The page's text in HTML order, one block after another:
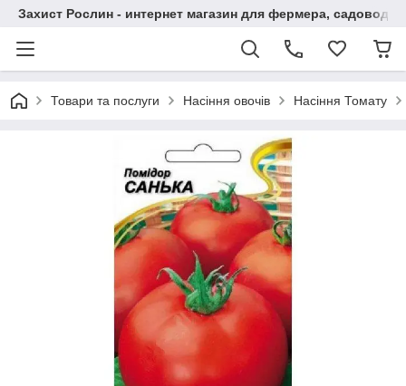
Захист Рослин - интернет магазин для фермера,
Товари та послуги Насіння овочів Насіння Томату